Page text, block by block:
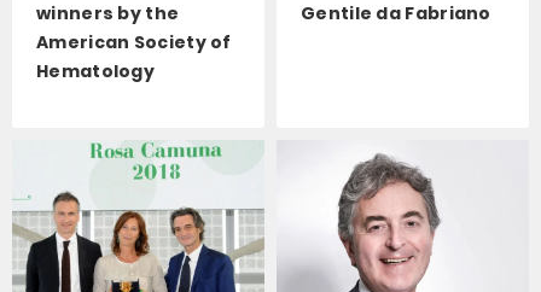
winners by the
American Society of
Hematology
Gentile da Fabriano